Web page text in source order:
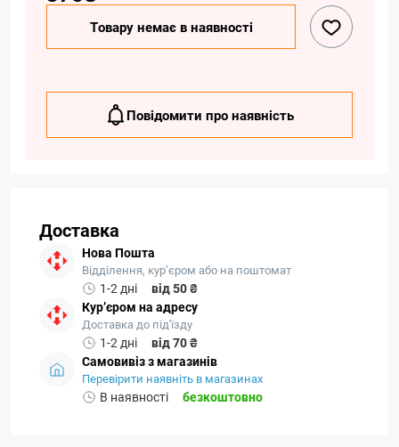
Товару немає в наявності
Повідомити про наявність
Доставка
Нова Пошта
Відділення, кур’єром або на поштомат
1-2 дні
від 50 ₴
Кур’єром на адресу
Доставка до під'їзду
1-2 дні
від 70 ₴
Самовивіз з магазинів
Перевірити наявніть в магазинах
В наявності безкоштовно